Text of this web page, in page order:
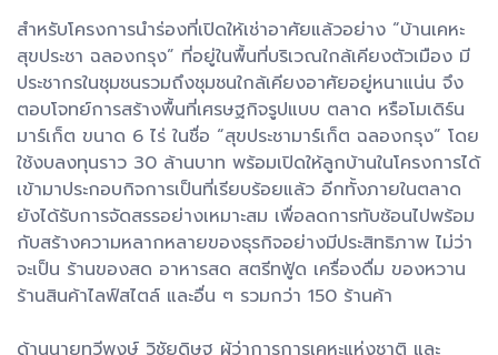
สำหรับโครงการนำร่องที่เปิดให้เช่าอาศัยแล้วอย่าง “บ้านเคหะ
สุขประชา ฉลองกรุง” ที่อยู่ในพื้นที่บริเวณใกล้เคียงตัวเมือง มี
ประชากรในชุมชนรวมถึงชุมชนใกล้เคียงอาศัยอยู่หนาแน่น จึง
ตอบโจทย์การสร้างพื้นที่เศรษฐกิจรูปแบบ ตลาด หรือโมเดิร์น
มาร์เก็ต ขนาด 6 ไร่ ในชื่อ “สุขประชามาร์เก็ต ฉลองกรุง” โดย
ใช้งบลงทุนราว 30 ล้านบาท พร้อมเปิดให้ลูกบ้านในโครงการได้
เข้ามาประกอบกิจการเป็นที่เรียบร้อยแล้ว อีกทั้งภายในตลาด
ยังได้รับการจัดสรรอย่างเหมาะสม เพื่อลดการทับซ้อนไปพร้อม
กับสร้างความหลากหลายของธุรกิจอย่างมีประสิทธิภาพ ไม่ว่า
จะเป็น ร้านของสด อาหารสด สตรีทฟู้ด เครื่องดื่ม ของหวาน
ร้านสินค้าไลฟ์สไตล์ และอื่น ๆ รวมกว่า 150 ร้านค้า
ด้านนายทวีพงษ์ วิชัยดิษฐ ผู้ว่าการการเคหะแห่งชาติ และ